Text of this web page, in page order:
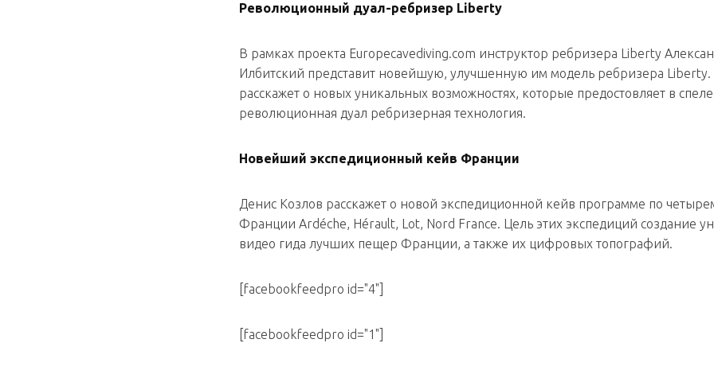
Революционный дуал-ребризер Liberty
В рамках проекта Europecavediving.com инструктор ребризерa Liberty
Илбитский представит новейшую, улучшенную им модель ребризера Liberty.
расскажет о новых уникальных возможностях, которые предостовляет в
революционная дуал ребризерная технология.
Новейший экспедиционный кейв Франции
Денис Козлов расскажет о новой экспедиционной кейв программе по
Франции Ardéche, Hérault, Lot, Nord France. Цель этих экспедиций создание
видео гида лучших пещер Франции, а также их цифровых топографий.
[facebookfeedpro id="4"]
[facebookfeedpro id="1"]